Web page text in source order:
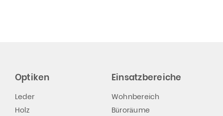
Optiken
Leder
Holz
Einsatzbereiche
Wohnbereich
Büroräume